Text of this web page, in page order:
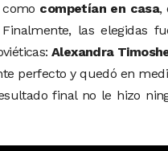
competían en casa,
las elegidas
Alexandra
perfecto y quedó en
final no le hizo